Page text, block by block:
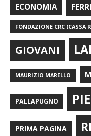
ECONOMIA
FONDAZIONE CRC (CASSA
GIOVANI
MAURIZIO MARELLO
PALLAPUGNO
PRIMA PAGINA